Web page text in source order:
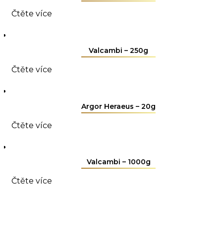
Čtěte více
Valcambi – 250g
Čtěte více
Argor Heraeus – 20g
Čtěte více
Valcambi – 1000g
Čtěte více